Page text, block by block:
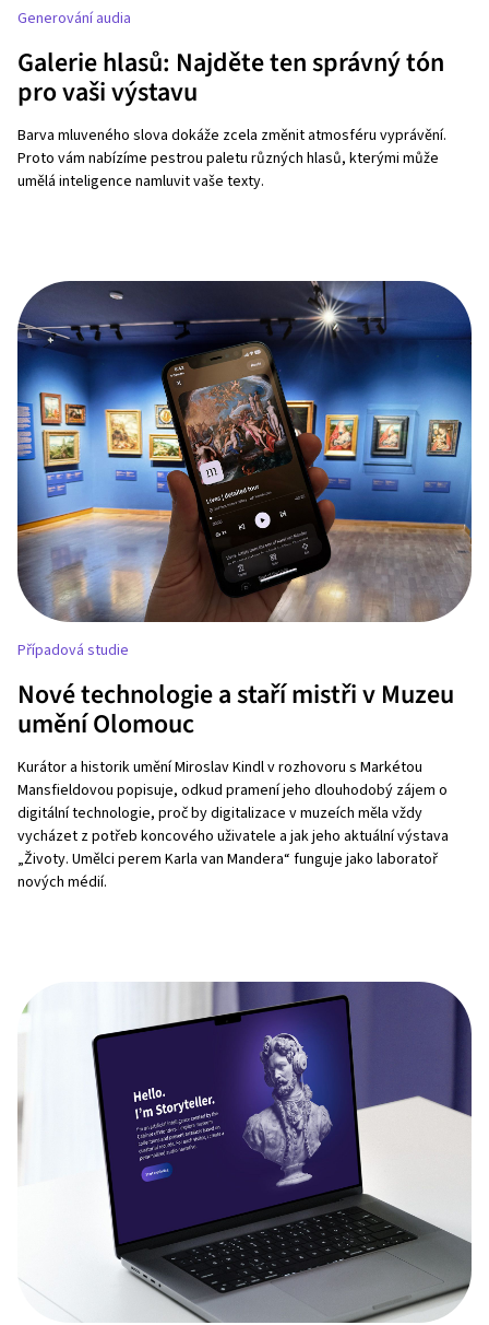
Generování audia
Galerie hlasů: Najděte ten správný tón
pro vaši výstavu
Barva mluveného slova dokáže zcela změnit atmosféru vyprávění.
Proto vám nabízíme pestrou paletu různých hlasů, kterými může
umělá inteligence namluvit vaše texty.
Případová studie
Nové technologie a staří mistři v Muzeu
umění Olomouc
Kurátor a historik umění Miroslav Kindl v rozhovoru s Markétou
Mansfieldovou popisuje, odkud pramení jeho dlouhodobý zájem o
digitální technologie, proč by digitalizace v muzeích měla vždy
vycházet z potřeb koncového uživatele a jak jeho aktuální výstava
„Životy. Umělci perem Karla van Mandera“ funguje jako laboratoř
nových médií.